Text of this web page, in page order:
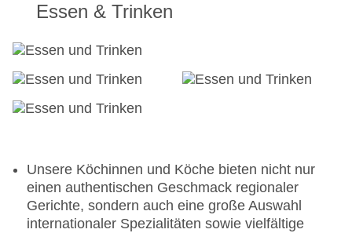
Essen & Trinken
Unsere Köchinnen und Köche bieten nicht nur
einen authentischen Geschmack regionaler
Gerichte, sondern auch eine große Auswahl
internationaler Spezialitäten sowie vielfältige